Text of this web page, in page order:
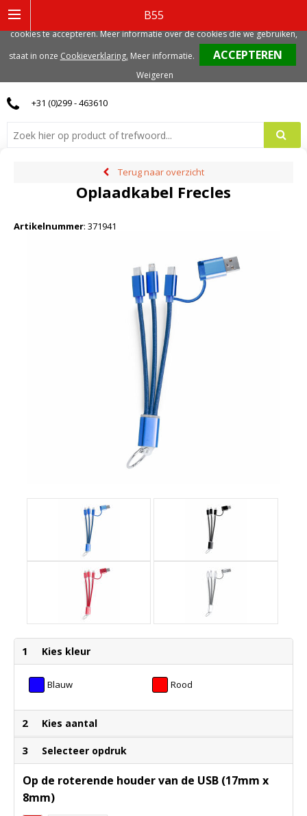
B55
0
+31 (0)299 - 463610
Terug naar overzicht
Oplaadkabel Frecles
Artikelnummer: 371941
1 Kies kleur
Blauw Rood
2 Kies aantal
3 Selecteer opdruk
Op de roterende houder van de USB (17mm x
8mm)
gerelateerde cookies. Voor de beste gebruikerservaring, adviseren we deze
cookies te accepteren. Meer informatie over de cookies die we gebruiken,
staat in onze Cookieverklaring. Meer informatie.
Weigeren